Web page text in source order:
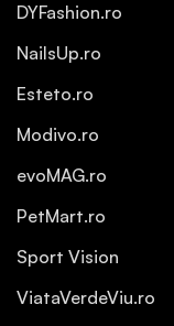
DYFashion.ro
NailsUp.ro
Esteto.ro
Modivo.ro
evoMAG.ro
PetMart.ro
Sport Vision
ViataVerdeViu.ro